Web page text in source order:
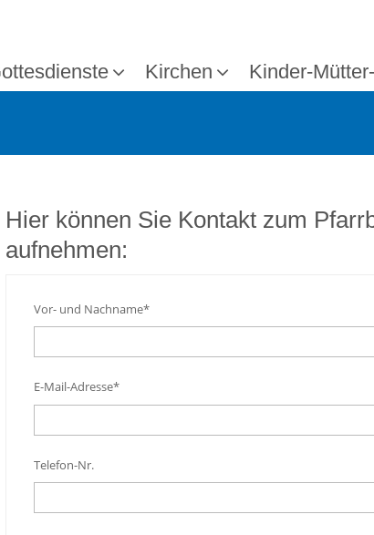
Kirchen Kinder-
Hier können Sie Kontakt zum
aufnehmen:
Vor- und Nachname*
E-Mail-Adresse*
Telefon-Nr.